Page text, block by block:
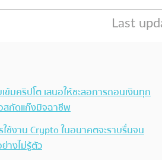
มคริปโต เสนอให้ชะลอการถอนเงินทุก
สกัดแก๊งมิจฉาชีพ
ช้งาน Crypto ในอนาคตจะราบรื่นจน
างไม่รู้ตัว